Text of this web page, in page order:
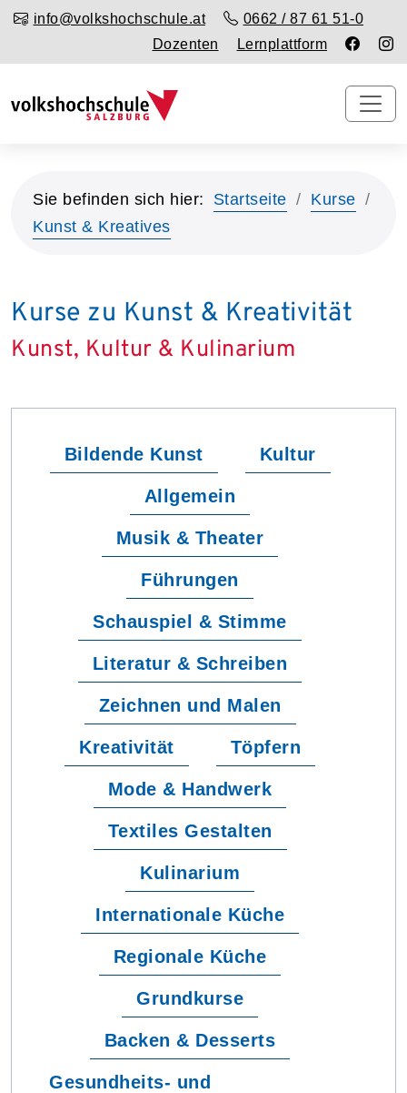
info@volkshochschule.at
0662 / 87 61 51-0
Dozenten
Lernplattform
Sie befinden sich hier: Startseite
Kurse
Kunst & Kreatives
Kurse zu Kunst & Kreativität
Kunst, Kultur & Kulinarium
Bildende Kunst Kultur
Allgemein
Musik & Theater
Führungen
Schauspiel & Stimme
Literatur & Schreiben
Zeichnen und Malen
Kreativität Töpfern
Mode & Handwerk
Textiles Gestalten
Kulinarium
Internationale Küche
Regionale Küche
Grundkurse
Backen & Desserts
Gesundheits- und